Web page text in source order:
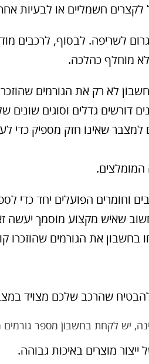
חשמליים או לבעיות
לשריפה. לבסוף, לרכבים
מוחלף כהלכה.
לא רק את הגורמים
גדלים וסוגים שונים
למצבר שאינו חזק מספיק כדי
המומלצים.
וחומרים הפועלים יחד
שאיש מקצוע מוסמך יעשה
את הגורמים שהוזכרו
שהרכב שלכם מצויד
יש לקחת בחשבון מספר גורמים
מוצרים באיכות גבוהה.